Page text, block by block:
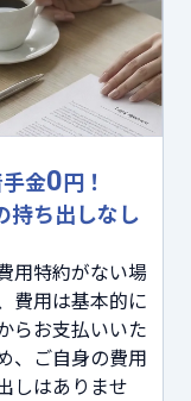
金0円！
持ち出しなし
用特約がない場
費用は基本的に
らお支払いいた
、ご自身の費用
しはありませ